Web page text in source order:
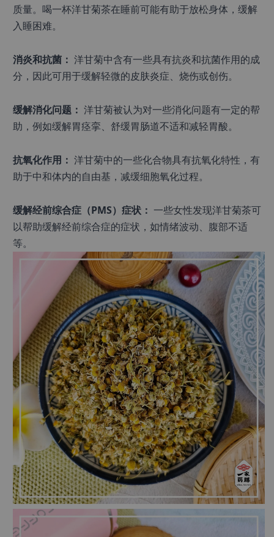
质量。喝一杯洋甘菊茶在睡前可能有助于放松身体，缓解
入睡困难。
消炎和抗菌： 洋甘菊中含有一些具有抗炎和抗菌作用的成
分，因此可用于缓解轻微的皮肤炎症、烧伤或创伤。
缓解消化问题： 洋甘菊被认为对一些消化问题有一定的帮
助，例如缓解胃痉挛、舒缓胃肠道不适和减轻胃酸。
抗氧化作用： 洋甘菊中的一些化合物具有抗氧化特性，有
助于中和体内的自由基，减缓细胞氧化过程。
缓解经前综合症（PMS）症状： 一些女性发现洋甘菊茶可
以帮助缓解经前综合症的症状，如情绪波动、腹部不适
等。